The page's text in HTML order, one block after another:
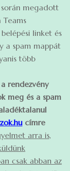
megadott
linket és
a spam mappát
több
rendezvény
meg és a spam
címre
arra is,
csak abban az